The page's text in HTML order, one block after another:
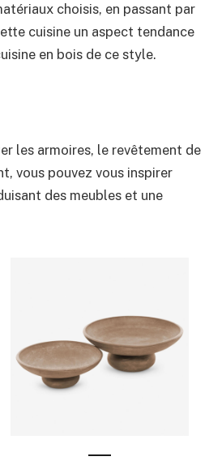
choisis, en passant par
cuisine un aspect tendance
en bois de ce style.
les armoires, le revêtement de
vous pouvez vous inspirer
des meubles et une